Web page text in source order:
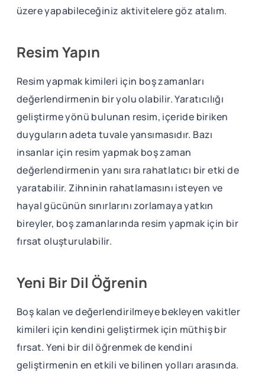
üzere yapabileceğiniz aktivitelere göz atalım.
Resim Yapın
Resim yapmak kimileri için boş zamanları
değerlendirmenin bir yolu olabilir. Yaratıcılığı
geliştirme yönü bulunan resim, içeride biriken
duyguların adeta tuvale yansımasıdır. Bazı
insanlar için resim yapmak boş zaman
değerlendirmenin yanı sıra rahatlatıcı bir etki de
yaratabilir. Zihninin rahatlamasını isteyen ve
hayal gücünün sınırlarını zorlamaya yatkın
bireyler, boş zamanlarında resim yapmak için bir
fırsat oluşturulabilir.
Yeni Bir Dil Öğrenin
Boş kalan ve değerlendirilmeye bekleyen vakitler
kimileri için kendini geliştirmek için müthiş bir
fırsat. Yeni bir dil öğrenmek de kendini
geliştirmenin en etkili ve bilinen yolları arasında.